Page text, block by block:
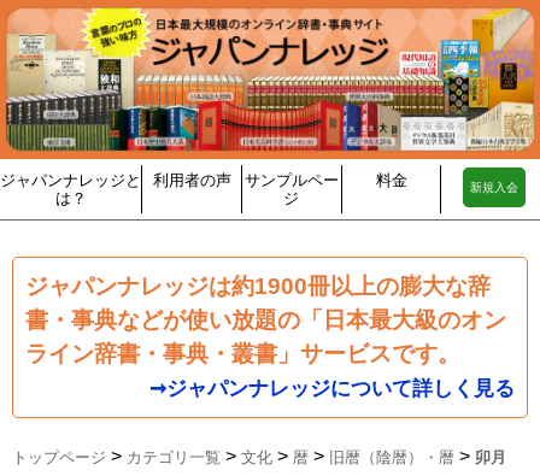
ジャパンナレッジと
は？
利用者の声
サンプルペー
ジ
料金 新規入会
ジャパンナレッジは約1900冊以上の膨大な辞
書・事典などが使い放題の「日本最大級のオン
ライン辞書・事典・叢書」サービスです。
➞ジャパンナレッジについて詳しく見る
トップページ > カテゴリ一覧 > 文化 > 暦 > 旧暦（陰暦）・暦 > 卯月